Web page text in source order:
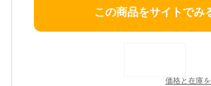
この商品をサイトでみ
価格と在庫を